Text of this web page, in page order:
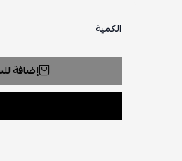
الكمية
إضافة